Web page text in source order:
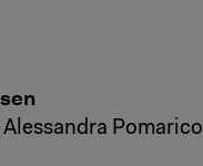
Pomarico